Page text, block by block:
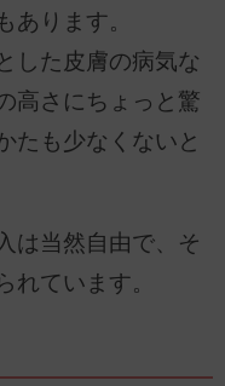
あります。
した皮膚の病気な
高さにちょっと驚
たも少なくないと
は当然自由で、そ
れています。